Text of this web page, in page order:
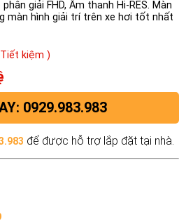
giải FHD, Âm thanh Hi-RES. Màn
màn hình giải trí trên xe hơi tốt nhất
kiệm )
0929.983.983
để được hỗ trợ lắp đặt tại nhà.